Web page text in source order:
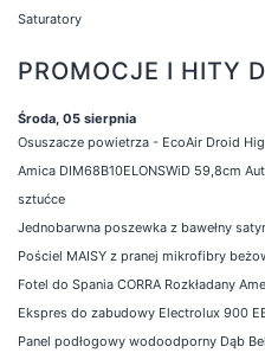
Saturatory
PROMOCJE I HITY
Środa, 05 sierpnia
Osuszacze powietrza - EcoAir Droid
Amica DIM68B10ELONSWiD 59,8cm
sztućce
Jednobarwna poszewka z bawełny
Pościel MAISY z pranej mikrofibry
Fotel do Spania CORRA Rozkładany
Ekspres do zabudowy Electrolux 900
Panel podłogowy wodoodporny Dąb